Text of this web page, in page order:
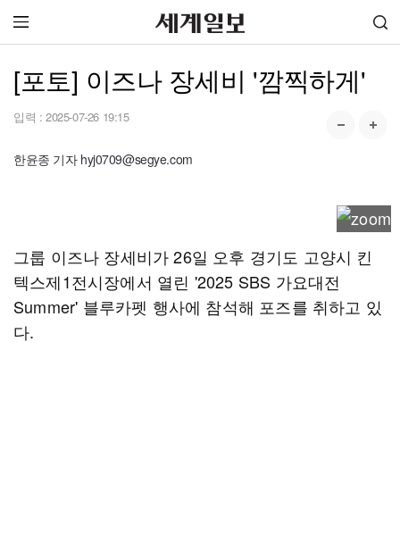
[포토] 이즈나 장세비 '깜찍하게'
입력 : 2025-07-26 19:15
한윤종 기자 hyj0709@segye.com
그룹 이즈나 장세비가 26일 오후 경기도 고양시 킨
텍스제1전시장에서 열린 '2025 SBS 가요대전
Summer' 블루카펫 행사에 참석해 포즈를 취하고 있
다.